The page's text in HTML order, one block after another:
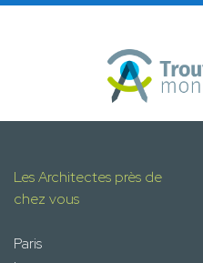
Les Architectes près de
chez vous
Paris